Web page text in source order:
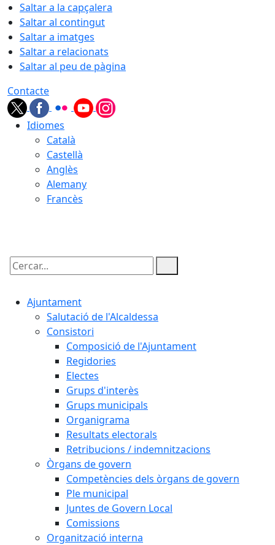
Saltar a la capçalera
Saltar al contingut
Saltar a imatges
Saltar a relacionats
Saltar al peu de pàgina
Contacte
Idiomes
Català
Castellà
Anglès
Alemany
Francès
Cercar:
Ajuntament
Salutació de l'Alcaldessa
Consistori
Composició de l'Ajuntament
Regidories
Electes
Grups d'interès
Grups municipals
Organigrama
Resultats electorals
Retribucions / indemnitzacions
Òrgans de govern
Competències dels òrgans de govern
Ple municipal
Juntes de Govern Local
Comissions
Organització interna